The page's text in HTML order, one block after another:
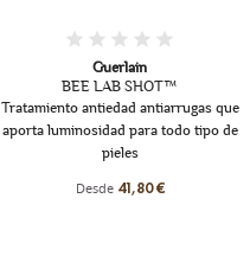
Guerlain
BEE LAB SHOT™
Tratamiento antiedad antiarrugas que
aporta luminosidad para todo tipo de
pieles
Desde 41,80 €